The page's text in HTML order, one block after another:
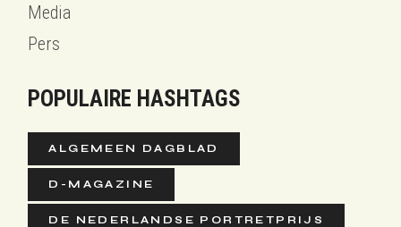
Media
Pers
POPULAIRE HASHTAGS
ALGEMEEN DAGBLAD
D-MAGAZINE
DE NEDERLANDSE PORTRETPRIJS